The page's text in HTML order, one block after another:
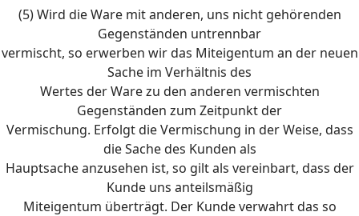
(5) Wird die Ware mit anderen, uns nicht gehörenden
Gegenständen untrennbar
vermischt, so erwerben wir das Miteigentum an der neuen
Sache im Verhältnis des
Wertes der Ware zu den anderen vermischten
Gegenständen zum Zeitpunkt der
Vermischung. Erfolgt die Vermischung in der Weise, dass
die Sache des Kunden als
Hauptsache anzusehen ist, so gilt als vereinbart, dass der
Kunde uns anteilsmäßig
Miteigentum überträgt. Der Kunde verwahrt das so